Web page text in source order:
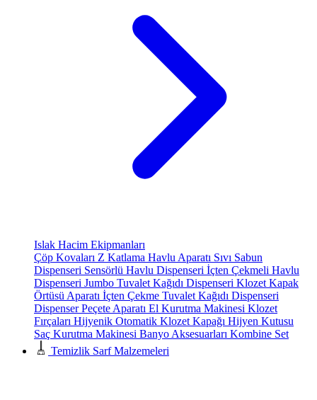
Islak Hacim Ekipmanları
Çöp Kovaları Z Katlama Havlu Aparatı Sıvı Sabun
Dispenseri Sensörlü Havlu Dispenseri İçten Çekmeli Havlu
Dispenseri Jumbo Tuvalet Kağıdı Dispenseri Klozet Kapak
Örtüsü Aparatı İçten Çekme Tuvalet Kağıdı Dispenseri
Dispenser Peçete Aparatı El Kurutma Makinesi Klozet
Fırçaları Hijyenik Otomatik Klozet Kapağı Hijyen Kutusu
Saç Kurutma Makinesi Banyo Aksesuarları Kombine Set
Temizlik Sarf Malzemeleri